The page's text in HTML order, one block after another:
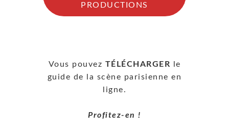
PRODUCTIONS
Vous pouvez TÉLÉCHARGER le
guide de la scène parisienne en
ligne.
Profitez-en !